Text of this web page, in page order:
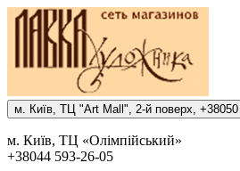
м. Киïв, ТЦ "Art Mall", 2-й поверх, +38050
м. Киïв, ТЦ «Олiмпiйський»
+38044 593-26-05